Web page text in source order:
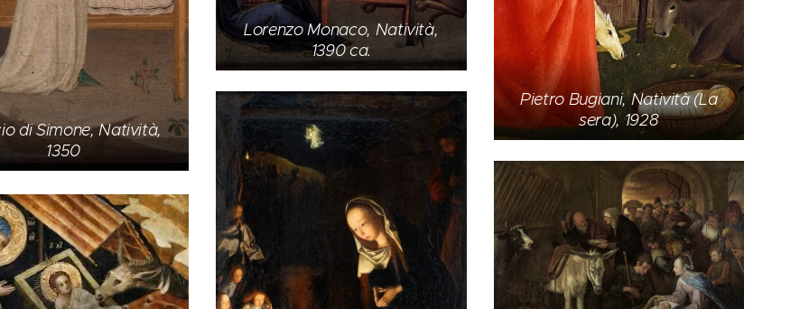
di Simone, Natività,
1350
Lorenzo Monaco, Natività,
1390 ca.
Pietro Bugiani, Natività (La
sera), 1928